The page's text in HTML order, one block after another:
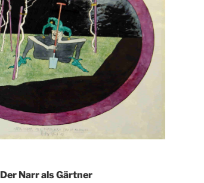
Der Narr als Gärtner